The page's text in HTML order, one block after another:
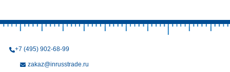
+7 (495) 902-68-99
zakaz@inrusstrade.ru